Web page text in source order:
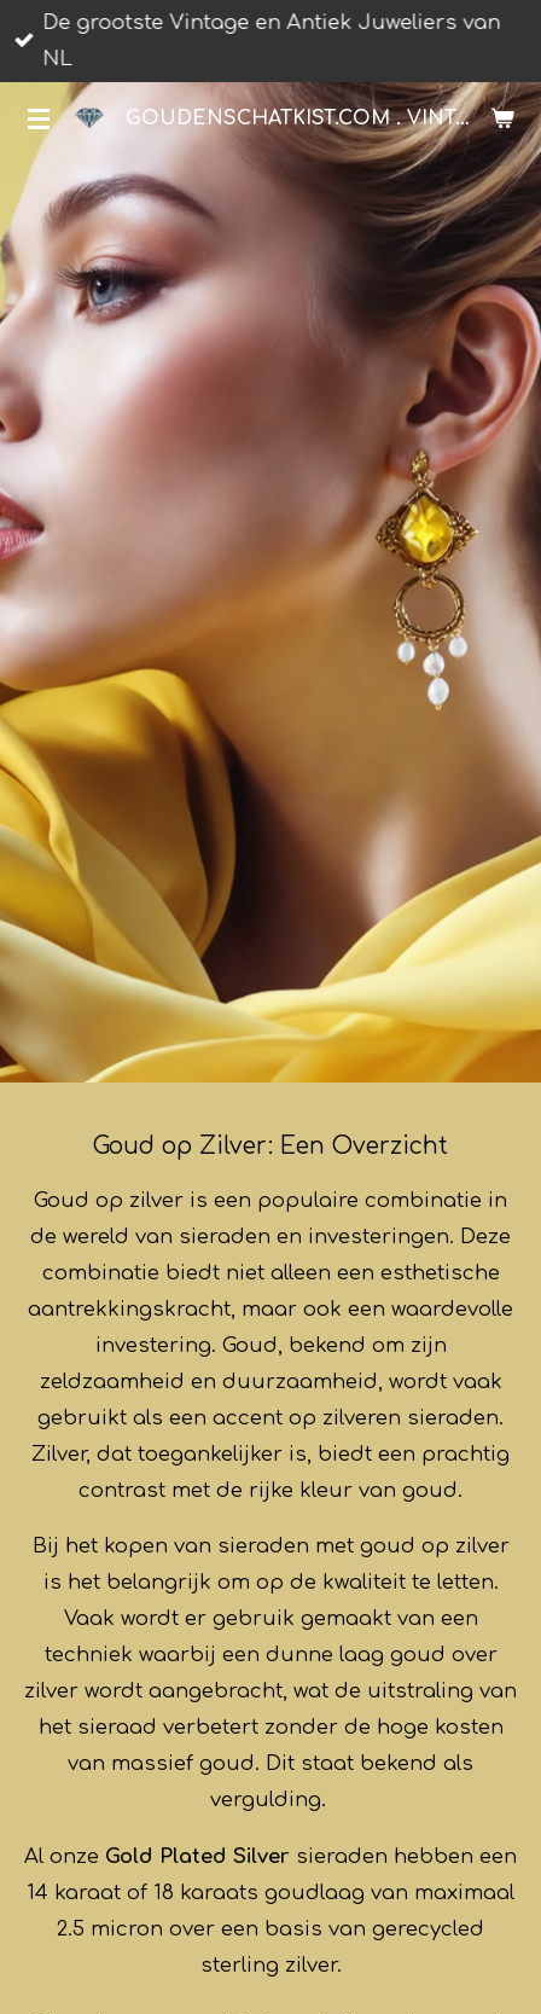
Ga
direct
de
hoofdinhoud
GOUDENSCHATKIST.COM . VINTAGE JUWELIER.
De grootste Vintage en Antiek Juweliers van
NL
Goud op Zilver: Een Overzicht
Goud op zilver is een populaire combinatie in
de wereld van sieraden en investeringen. Deze
combinatie biedt niet alleen een esthetische
aantrekkingskracht, maar ook een waardevolle
investering. Goud, bekend om zijn
zeldzaamheid en duurzaamheid, wordt vaak
gebruikt als een accent op zilveren sieraden.
Zilver, dat toegankelijker is, biedt een prachtig
contrast met de rijke kleur van goud.
Bij het kopen van sieraden met goud op zilver
is het belangrijk om op de kwaliteit te letten.
Vaak wordt er gebruik gemaakt van een
techniek waarbij een dunne laag goud over
zilver wordt aangebracht, wat de uitstraling van
het sieraad verbetert zonder de hoge kosten
van massief goud. Dit staat bekend als
vergulding.
Al onze Gold Plated Silver sieraden hebben een
14 karaat of 18 karaats goudlaag van maximaal
2.5 micron over een basis van gerecycled
sterling zilver.